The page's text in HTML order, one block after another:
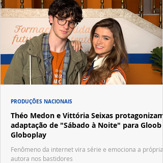
Théo Medon e Vittória Seixas protagonizam
adaptação de "Sábado à Noite" para Gloob e
Globoplay
Fenômeno da internet vira série e emociona a própria
autora nos bastidores
PRODUÇÕES NACIONAIS